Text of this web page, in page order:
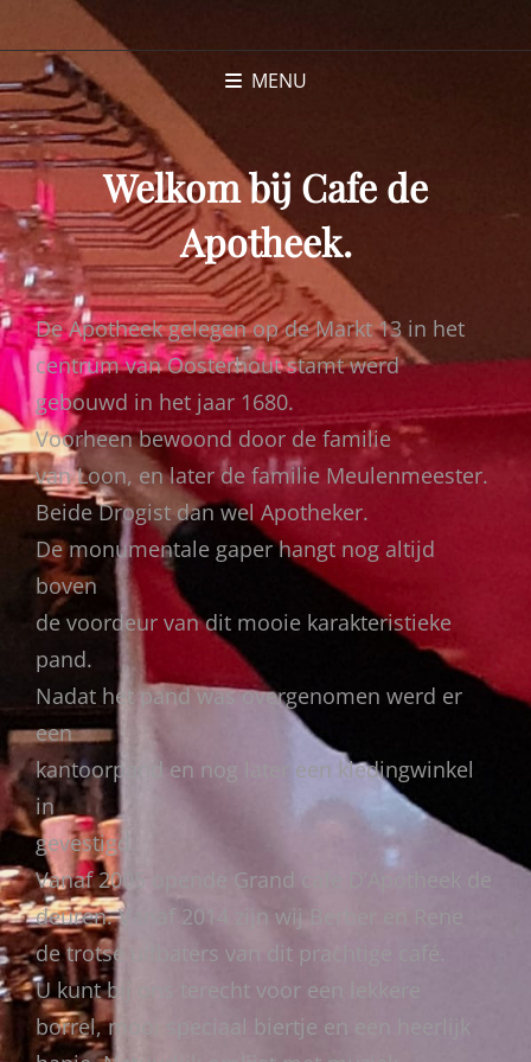
APOTHEEK
MENU
Welkom bij Cafe de
Apotheek.
De Apotheek gelegen op de Markt 13 in het
centrum van Oosterhout stamt werd
gebouwd in het jaar 1680.
Voorheen bewoond door de familie
van Loon, en later de familie Meulenmeester.
Beide Drogist dan wel Apotheker.
De monumentale gaper hangt nog altijd
boven
de voordeur van dit mooie karakteristieke
pand.
Nadat het pand was overgenomen werd er
een
kantoorpand en nog later een kledingwinkel
in
gevestigd.
Vanaf 2005 opende Grand cafe D’Apotheek de
deuren. Vanaf 2014 zijn wij Berber en Rene
de trotse uitbaters van dit prachtige café.
U kunt bij ons terecht voor een lekkere
borrel, mooi speciaal biertje en een heerlijk